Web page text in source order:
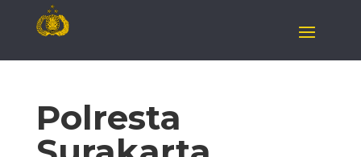
Polresta